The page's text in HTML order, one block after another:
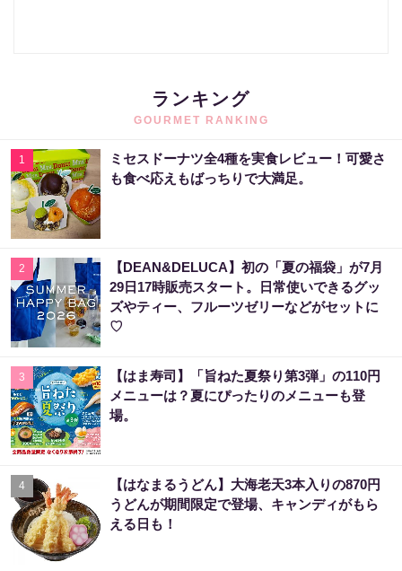
ランキング
GOURMET RANKING
1
ミセスドーナツ全4種を実食レビュー！可愛さ
も食べ応えもばっちりで大満足。
2
【DEAN&DELUCA】初の「夏の福袋」が7月
29日17時販売スタート。日常使いできるグッ
ズやティー、フルーツゼリーなどがセットに
♡
3
【はま寿司】「旨ねた夏祭り第3弾」の110円
メニューは？夏にぴったりのメニューも登
場。
4
【はなまるうどん】大海老天3本入りの870円
うどんが期間限定で登場、キャンディがもら
える日も！